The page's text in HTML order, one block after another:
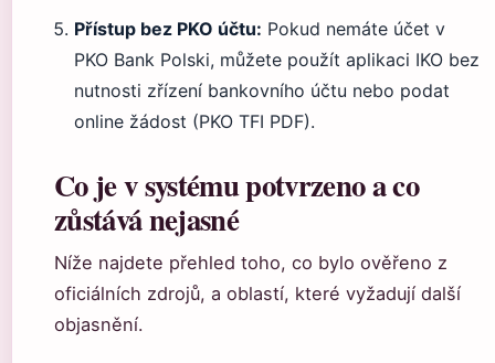
Přístup bez PKO účtu: Pokud nemáte účet v
PKO Bank Polski, můžete použít aplikaci IKO bez
nutnosti zřízení bankovního účtu nebo podat
online žádost (PKO TFI PDF).
Co je v systému potvrzeno a co
zůstává nejasné
Níže najdete přehled toho, co bylo ověřeno z
oficiálních zdrojů, a oblastí, které vyžadují další
objasnění.